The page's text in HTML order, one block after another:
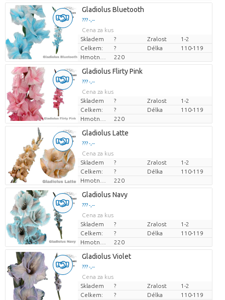
Gladiolus Bluetooth
??? -,--
Cena za kus
Skladem
? Zralost
1-2
Celkem:
? Délka
110-119
220
Gladiolus Flirty Pink
??? -,--
Cena za kus
Skladem
? Zralost
1-2
Celkem:
? Délka
110-119
220
Gladiolus Latte
??? -,--
Cena za kus
Skladem
? Zralost
1-2
Celkem:
? Délka
110-119
220
Gladiolus Navy
??? -,--
Cena za kus
Skladem
? Zralost
1-2
Celkem:
? Délka
110-119
220
Gladiolus Violet
??? -,--
Cena za kus
Skladem
? Zralost
1-2
Celkem:
? Délka
110-119